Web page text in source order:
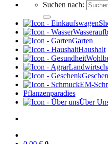
Suchen nach:
Garten
Haushalt
EM-
Pflanzenparadies
Über